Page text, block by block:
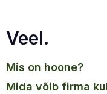
Veel.
mis on hoone?
mida võib firma